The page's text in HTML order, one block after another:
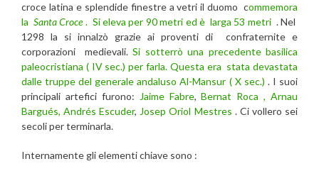
croce latina e splendide finestre a vetri il duomo commemora
la Santa Croce. Si eleva per 90 metri ed è larga 53 metri . Nel
1298 la si innalzò grazie ai proventi di confraternite e
corporazioni medievali.Si sotterrò una precedente basilica
paleocristiana ( IV sec.) per farla. Questa era stata devastata
dalle truppe del generale andaluso Al-Mansur ( X sec.) . I suoi
principali artefici furono: Jaime Fabre,Bernat Roca , Arnau
Bargués, Andrés Escuder, Josep Oriol Mestres . Ci vollero sei
secoli per terminarla.
Internamente gli elementi chiave sono :